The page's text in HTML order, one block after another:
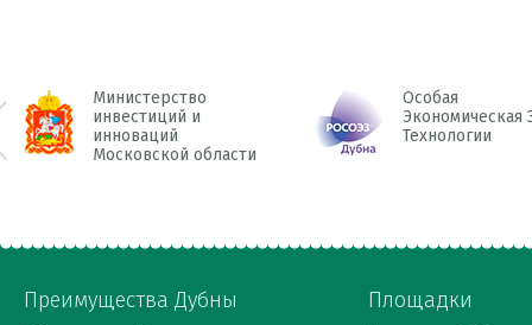
Министерство
инвестиций и
инноваций
Московской области
Особая
Экономическая
Технологии
Преимущества Дубны Площадки